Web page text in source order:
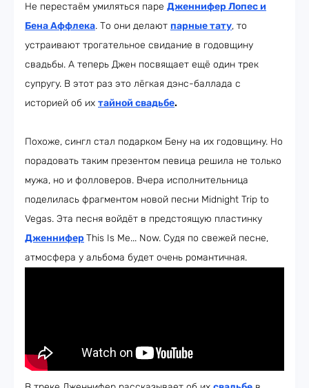
Не перестаём умиляться паре Дженнифер Лопес и
Бена Аффлека. То они делают парные тату, то
устраивают трогательное свидание в годовщину
свадьбы. А теперь Джен посвящает ещё один трек
супругу. В этот раз это лёгкая дэнс-баллада с
историей об их тайной свадьбе.
Похоже, сингл стал подарком Бену на их годовщину. Но
порадовать таким презентом певица решила не только
мужа, но и фолловеров. Вчера исполнительница
поделилась фрагментом новой песни Midnight Trip to
Vegas. Эта песня войдёт в предстоящую пластинку
Дженнифер This Is Me... Now. Судя по свежей песне,
атмосфера у альбома будет очень романтичная.